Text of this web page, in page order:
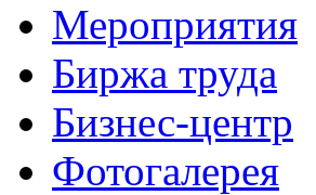
Мероприятия
Биржа труда
Бизнес-центр
Фотогалерея